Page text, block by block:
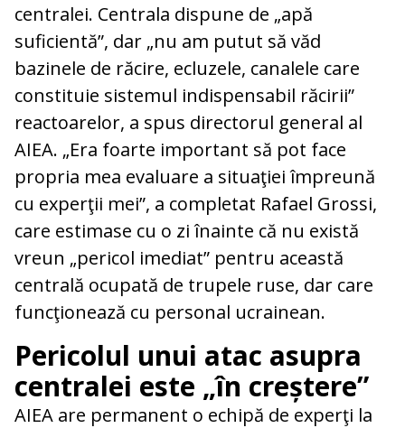
centralei. Centrala dispune de „apă
suficientă”, dar „nu am putut să văd
bazinele de răcire, ecluzele, canalele care
constituie sistemul indispensabil răcirii”
reactoarelor, a spus directorul general al
AIEA. „Era foarte important să pot face
propria mea evaluare a situaţiei împreună
cu experţii mei”, a completat Rafael Grossi,
care estimase cu o zi înainte că nu există
vreun „pericol imediat” pentru această
centrală ocupată de trupele ruse, dar care
funcţionează cu personal ucrainean.
Pericolul unui atac asupra
centralei este „în creștere”
AIEA are permanent o echipă de experţi la